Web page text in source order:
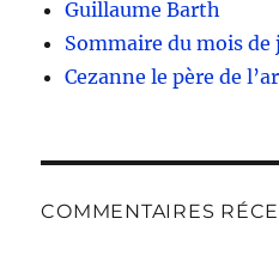
Guillaume Barth
Sommaire du mois
Cezanne le père de
COMMENTAIRES